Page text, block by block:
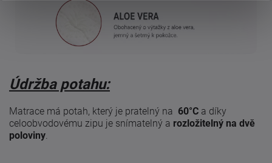
Údržba potahu:
Matrace má potah, který je pratelný na 60°C a díky
celoobvodovému zipu je snímatelný a rozložitelný na dvě
poloviny.